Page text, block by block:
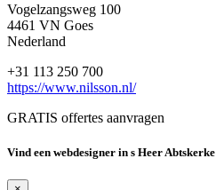
Vogelzangsweg 100
4461 VN Goes
Nederland
+31 113 250 700
https://www.nilsson.nl/
GRATIS offertes aanvragen
Vind een webdesigner in s Heer Abtskerke